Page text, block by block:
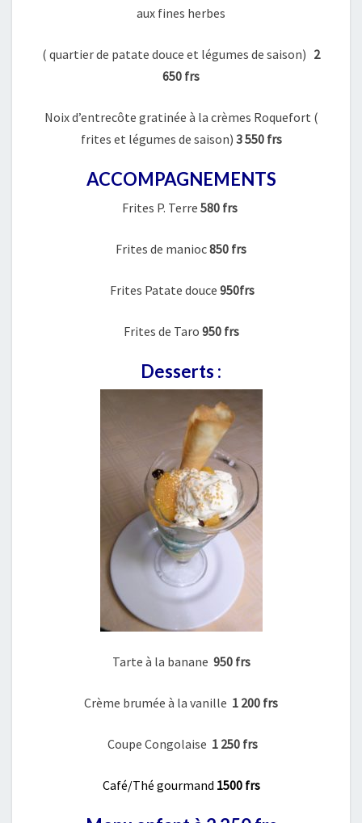
aux fines herbes
( quartier de patate douce et légumes de saison) 2
650 frs
Noix d’entrecôte gratinée à la crèmes Roquefort (
frites et légumes de saison) 3 550 frs
ACCOMPAGNEMENTS
Frites P. Terre 580 frs
Frites de manioc850 frs
Frites Patate douce 950frs
Frites de Taro 950 frs
Desserts :
Tarte à la banane 950 frs
Crème brumée à la vanille 1 200 frs
Coupe Congolaise 1 250 frs
Café/Thé gourmand 1500 frs